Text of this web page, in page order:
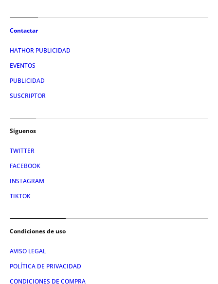
Contactar
HATHOR PUBLICIDAD
EVENTOS
PUBLICIDAD
SUSCRIPTOR
Síguenos
TWITTER
FACEBOOK
INSTAGRAM
TIKTOK
Condiciones de uso
AVISO LEGAL
POLÍTICA DE PRIVACIDAD
CONDICIONES DE COMPRA